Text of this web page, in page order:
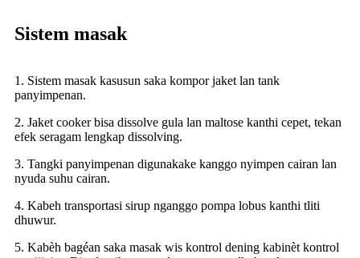
Sistem masak
1. Sistem masak kasusun saka kompor jaket lan tank
panyimpenan.
2. Jaket cooker bisa dissolve gula lan maltose kanthi cepet, tekan
efek seragam lengkap dissolving.
3. Tangki panyimpenan digunakake kanggo nyimpen cairan lan
nyuda suhu cairan.
4. Kabeh transportasi sirup nganggo pompa lobus kanthi tliti
dhuwur.
5. Kabèh bagéan saka masak wis kontrol dening kabinèt kontrol